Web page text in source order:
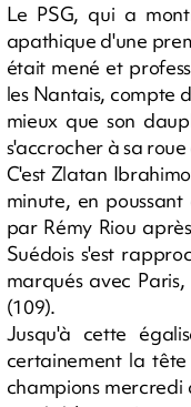
Le PSG, qui a
apathique d'une
était mené et
les Nantais, compte
mieux que son
s'accrocher à sa
C'est Zlatan
minute, en
par Rémy Riou
Suédois s'est
marqués avec
(109).
Jusqu'à cette
certainement la
champions mercredi